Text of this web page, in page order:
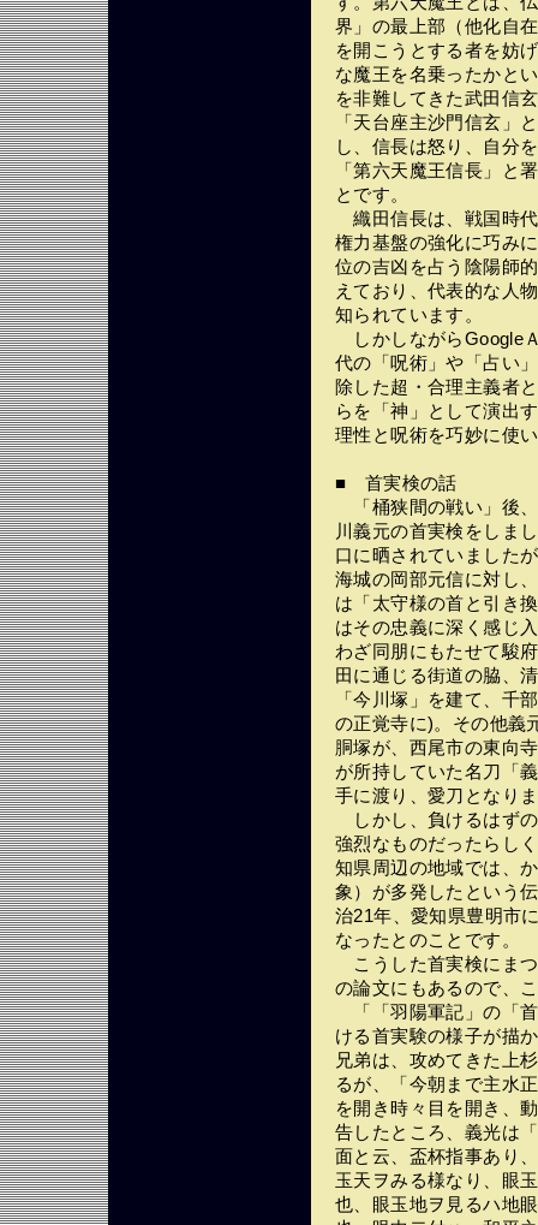
界」の最上部（他化自
を開こうとする者を妨
な魔王を名乗ったかと
を非難してきた武田信
「天台座主沙門信玄」
し、信長は怒り、自分
「第六天魔王信長」と
とです。
織田信長は、戦国時
権力基盤の強化に巧み
位の吉凶を占う陰陽師
えており、代表的な人
知られています。
しかしながらGoogle
代の「呪術」や「占い
除した超・合理主義者
らを「神」として演出
理性と呪術を巧妙に使
■ 首実検の話
「桶狭間の戦い」後
川義元の首実検をしま
口に晒されていました
海城の岡部元信に対し
は「太守様の首と引き
はその忠義に深く感じ
わざ同朋にもたせて駿
田に通じる街道の脇、
「今川塚」を建て、千
の正覚寺に)。その他義
胴塚が、西尾市の東向
が所持していた名刀「
手に渡り、愛刀となり
しかし、負けるはず
強烈なものだったらし
知県周辺の地域では、
象）が多発したという
治21年、愛知県豊明市
なったとのことです。
こうした首実検にま
の論文にもあるので、
「「羽陽軍記」の「
ける首実験の様子が描
兄弟は、攻めてきた上
るが、「今朝まで主水
を開き時々目を開き、
告したところ、義光は
面と云、盃杯指事あり
玉天ヲみる様なり、眼
也、眼玉地ヲ見るハ地